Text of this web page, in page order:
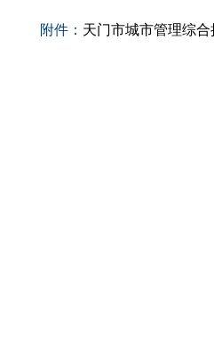
附件： 天门市城市管理综